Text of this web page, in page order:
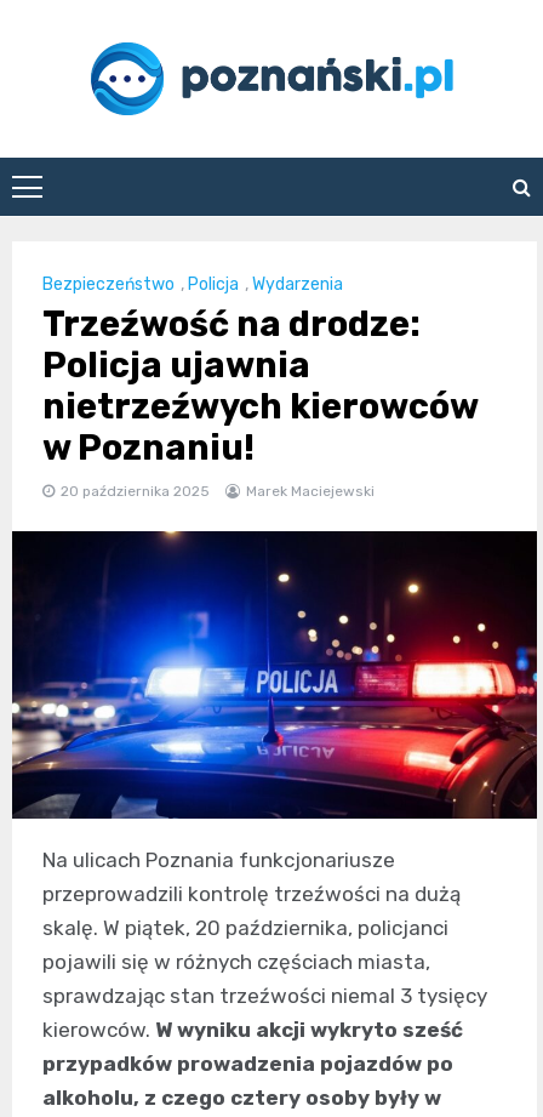
poznanski.pl
Bezpieczeństwo ,Policja ,Wydarzenia
Trzeźwość na drodze:
Policja ujawnia
nietrzeźwych kierowców
w Poznaniu!
20 października 2025 Marek Maciejewski
Na ulicach Poznania funkcjonariusze
przeprowadzili kontrolę trzeźwości na dużą
skalę. W piątek, 20 października, policjanci
pojawili się w różnych częściach miasta,
sprawdzając stan trzeźwości niemal 3 tysięcy
kierowców. W wyniku akcji wykryto sześć
przypadków prowadzenia pojazdów po
alkoholu, z czego cztery osoby były w